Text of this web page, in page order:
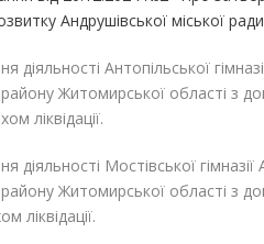
Андрушівської міської
діяльності Антопільської
Житомирської області з
ліквідації.
діяльності Мостівської гімназії
Житомирської області з
ліквідації.